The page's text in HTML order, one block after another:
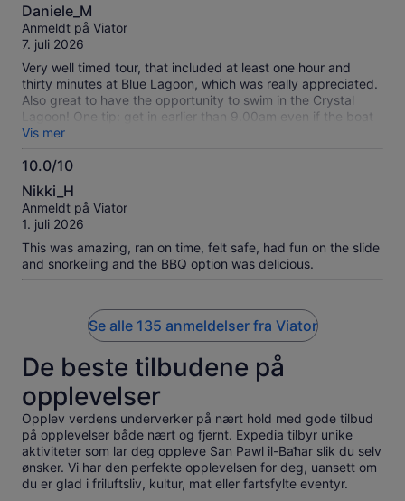
all tried it. The second stop at Blue Lagoon was a really nice
space for shallow water swimming. You need to reserve a
landing pass, it is free, the boat company sends you a link.
You can order food from the boat company, but I wouldn't
bother. There were plenty of food stands to buy food at Blue
Lagoon, they were not too expensive. Drinks in a pineapple
shell were very popular. There is a public shower at Blue
Lagoon to rinse off. The scenery throughout was beautiful
and well worth seeing. Blue Lagoon would not be very
accessible for handicapped, lots of steps.
av
10
Daniele_M
Anmeldt på Viator
7. juli 2026
Very well timed tour, that included at least one hour and
thirty minutes at Blue Lagoon, which was really appreciated.
Also great to have the opportunity to swim in the Crystal
Lagoon! One tip: get in earlier than 9.00am even if the boat
is advertised as 9.30am, as the boat fills up quite quickly!
Vis mer
10.0/10
10.0
av
10
Nikki_H
Anmeldt på Viator
1. juli 2026
This was amazing, ran on time, felt safe, had fun on the slide
and snorkeling and the BBQ option was delicious.
Se alle 135 anmeldelser fra Viator
De beste tilbudene på
opplevelser
Opplev verdens underverker på nært hold med gode tilbud
på opplevelser både nært og fjernt. Expedia tilbyr unike
aktiviteter som lar deg oppleve San Pawl il-Baħar slik du selv
ønsker. Vi har den perfekte opplevelsen for deg, uansett om
du er glad i friluftsliv, kultur, mat eller fartsfylte eventyr.